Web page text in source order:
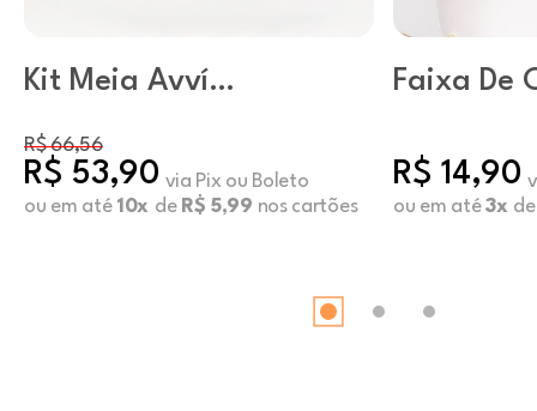
Kit Meia Avví
Sortido (KIT 3
unidades)
R$ 66,56
R$ 53,90 via Pix ou Boleto
ou em até 10x de R$ 5,99 nos cartões
Faixa De
R$ 14,90
ou em até3x